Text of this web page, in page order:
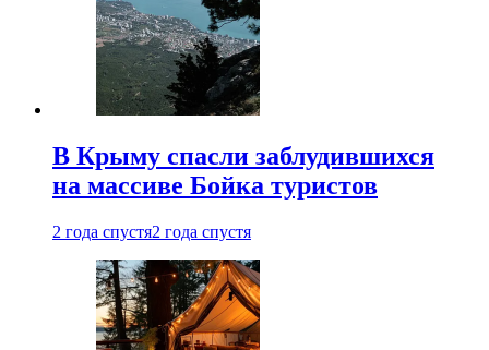
В Крыму спасли заблудившихся
на массиве Бойка туристов
2 года спустя2 года спустя